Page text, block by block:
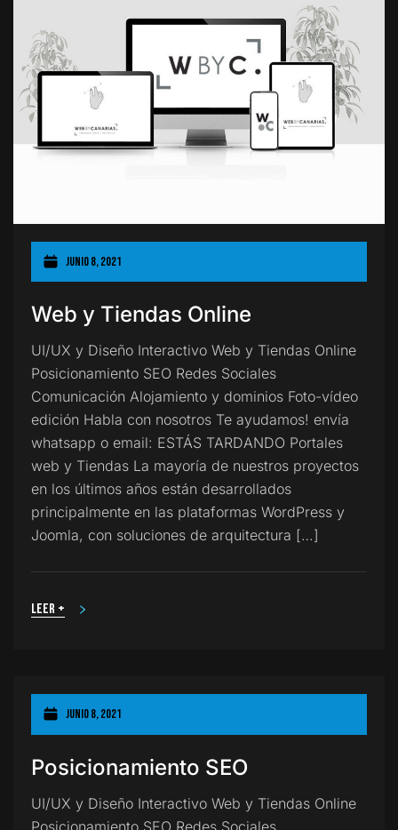
junio 8, 2021
Web y Tiendas Online
UI/UX y Diseño Interactivo Web y Tiendas Online
Posicionamiento SEO Redes Sociales
Comunicación Alojamiento y dominios Foto-vídeo
edición Habla con nosotros Te ayudamos! envía
whatsapp o email: ESTÁS TARDANDO Portales
web y Tiendas La mayoría de nuestros proyectos
en los últimos años están desarrollados
principalmente en las plataformas WordPress y
Joomla, con soluciones de arquitectura […]
Leer +
junio 8, 2021
Posicionamiento SEO
UI/UX y Diseño Interactivo Web y Tiendas Online